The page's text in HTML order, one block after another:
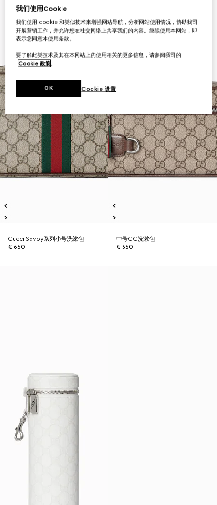
Gucci Savoy系列小号洗漱包
€ 650
中号GG洗漱包
€ 550
我们使用Cookie
我们使用 cookie 和类似技术来增强网站导航，分析网站使用情况，协助我司
开展营销工作，并允许您在社交网络上共享我们的内容。继续使用本网站，即
表示您同意本使用条款。
要了解此类技术及其在本网站上的使用相关的更多信息，请参阅我司的
Cookie 政策。
Cookie 设置
OK